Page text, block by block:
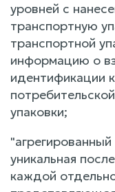
уровней с
транспортную
транспортной
информацию о
идентификации
упаковки;
уникальная
каждой